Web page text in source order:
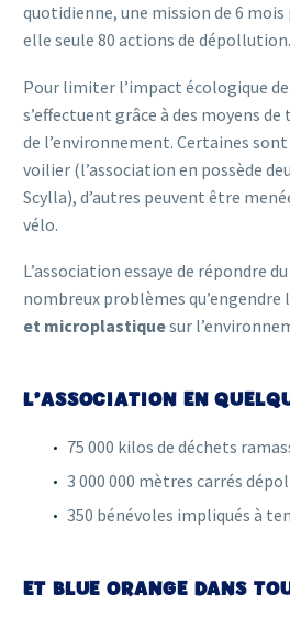
quotidienne, une mission de 6 mois
elle seule 80 actions de dépollution.
Pour limiter l’impact écologique
s’effectuent grâce à des moyens
de l’environnement. Certaines
voilier (l’association en possède
Scylla), d’autres peuvent être
vélo.
L’association essaye de répondre
nombreux problèmes qu’engendre
et microplastiquesur
L’ASSOCIATION EN
75 000 kilos de déchets
3 000 000 mètres carrés
350 bénévoles impliqués à
ET BLUE ORANGE DANS